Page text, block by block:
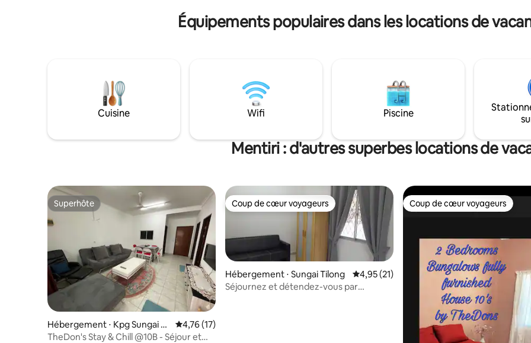
Équipements populaires dans les locations de
Cuisine Wifi Piscine
Mentiri : d'autres superbes locations de
Superhôte
Superhôte
Hébergement ⋅ Kpg Sungai H
anching
Évaluation moyenne sur la base de 17 commentaires : 4,76 sur 5
4,76 (17)
TheDon's Stay & Chill @10B - Séjour et
Coup de cœur voyageurs
Coup de cœur voyageurs
Hébergement ⋅ Sungai Tilong Évaluation moyenne sur la base de 21
4,95 (21)
Séjournez et détendez-vous par
Coup de cœur voyageurs
Coup de cœur voyageurs